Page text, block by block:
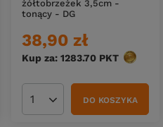
żółtobrzeżek 3,5cm -
tonący - DG
38,90 zł
Kup za: 1283.70 PKT punktów
Ilość produktówDO KOSZYKA